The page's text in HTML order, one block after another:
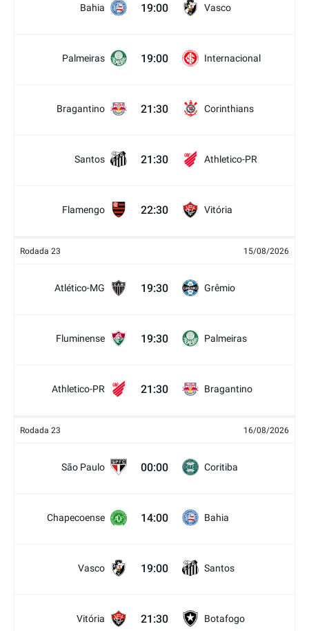
Bahia 19:00 Vasco
Palmeiras 19:00 Internacional
Bragantino 21:30 Corinthians
Santos 21:30 Athletico-PR
Flamengo 22:30 Vitória
Rodada 23 15/08/2026
Atlético-MG 19:30 Grêmio
Fluminense 19:30 Palmeiras
Athletico-PR 21:30 Bragantino
Rodada 23 16/08/2026
São Paulo 00:00 Coritiba
Chapecoense 14:00 Bahia
Vasco 19:00 Santos
Vitória 21:30 Botafogo